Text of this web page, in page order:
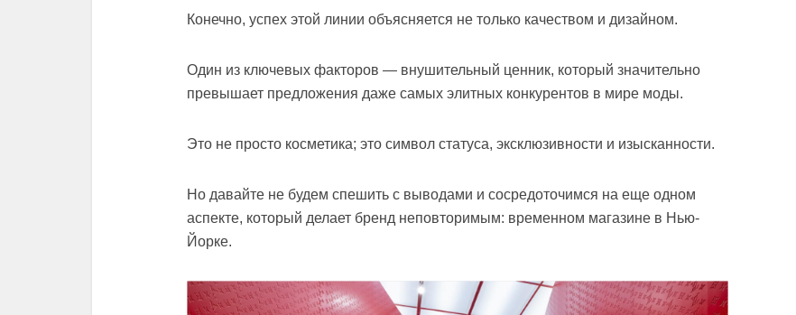
Конечно, успех этой линии объясняется не только качеством и дизайном.
Один из ключевых факторов — внушительный ценник, который значительно
превышает предложения даже самых элитных конкурентов в мире моды.
Это не просто косметика; это символ статуса, эксклюзивности и изысканности.
Но давайте не будем спешить с выводами и сосредоточимся на еще одном
аспекте, который делает бренд неповторимым: временном магазине в Нью-
Йорке.